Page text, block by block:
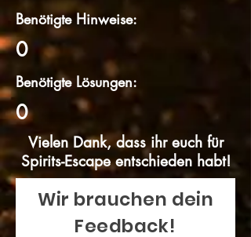
Benötigte Hinweise:
0
Benötigte Lösungen:
0
Vielen Dank, dass ihr euch für
Spirits-Escape entschieden habt!
Wir brauchen dein
Feedback!